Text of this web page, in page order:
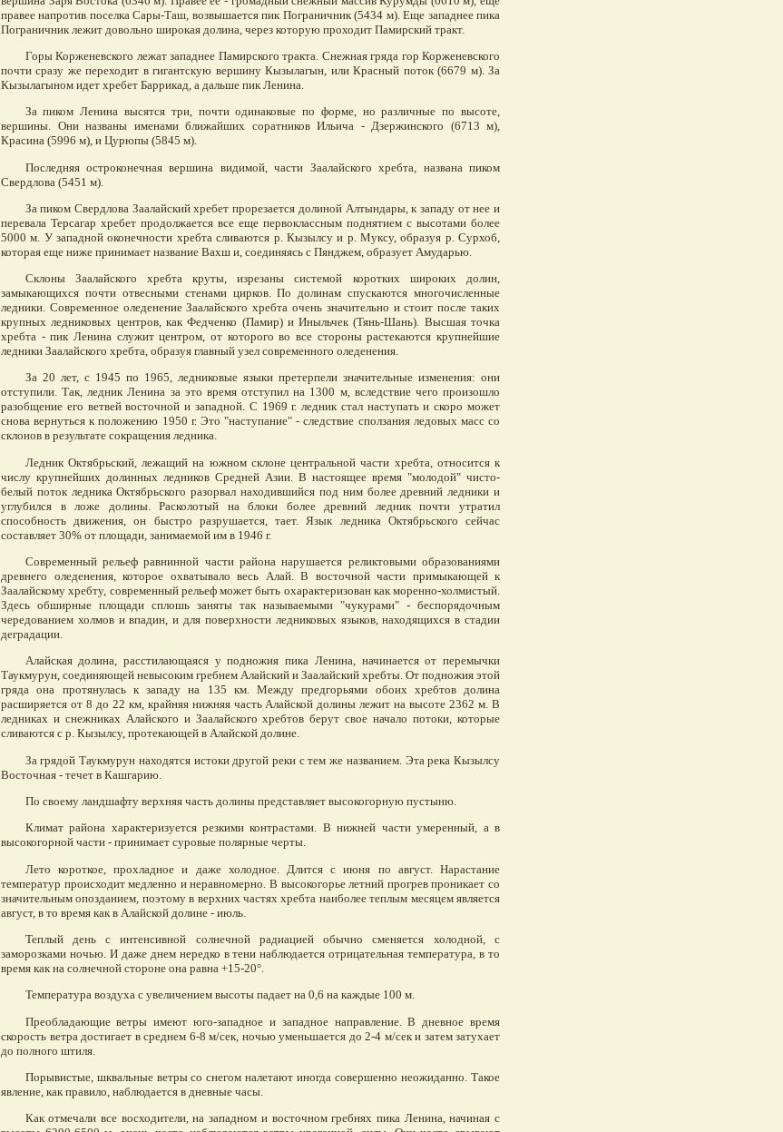
правее напротив поселка Сары-Таш, возвышается пик Пограничник (5434 м). Еще западнее пика
Пограничник лежит довольно широкая долина, через которую проходит Памирский тракт.
Горы Корженевского лежат западнее Памирского тракта. Снежная гряда гор Корженевского
почти сразу же переходит в гигантскую вершину Кызылагын, или Красный поток (6679 м). За
Кызылагыном идет хребет Баррикад, а дальше пик Ленина.
За пиком Ленина высятся три, почти одинаковые по форме, но различные по высоте,
вершины. Они названы именами ближайших соратников Ильича - Дзержинского (6713 м),
Красина (5996 м), и Цурюпы (5845 м).
Последняя остроконечная вершина видимой, части Заалайского хребта, названа пиком
Свердлова (5451 м).
За пиком Свердлова Заалайский хребет прорезается долиной Алтындары, к западу от нее и
перевала Терсагар хребет продолжается все еще первоклассным поднятием с высотами более
5000 м. У западной оконечности хребта сливаются р. Кызылсу и р. Муксу, образуя р. Сурхоб,
которая еще ниже принимает название Вахш и, соединяясь с Пянджем, образует Амударью.
Склоны Заалайского хребта круты, изрезаны системой коротких широких долин,
замыкающихся почти отвесными стенами цирков. По долинам спускаются многочисленные
ледники. Современное оледенение Заалайского хребта очень значительно и стоит после таких
крупных ледниковых центров, как Федченко (Памир) и Иныльчек (Тянь-Шань). Высшая точка
хребта - пик Ленина служит центром, от которого во все стороны растекаются крупнейшие
ледники Заалайского хребта, образуя главный узел современного оледенения.
За 20 лет, с 1945 по 1965, ледниковые языки претерпели значительные изменения: они
отступили. Так, ледник Ленина за это время отступил на 1300 м, вследствие чего произошло
разобщение его ветвей восточной и западной. С 1969 г. ледник стал наступать и скоро может
снова вернуться к положению 1950 г. Это "наступание" - следствие сползания ледовых масс со
склонов в результате сокращения ледника.
Ледник Октябрьский, лежащий на южном склоне центральной части хребта, относится к
числу крупнейших долинных ледников Средней Азии. В настоящее время "молодой" чисто-
белый поток ледника Октябрьского разорвал находившийся под ним более древний ледники и
углубился в ложе долины. Расколотый на блоки более древний ледник почти утратил
способность движения, он быстро разрушается, тает. Язык ледника Октябрьского сейчас
составляет 30% от площади, занимаемой им в 1946 г.
Современный рельеф равнинной части района нарушается реликтовыми образованиями
древнего оледенения, которое охватывало весь Алай. В восточной части примыкающей к
Заалайскому хребту, современный рельеф может быть охарактеризован как моренно-холмистый.
Здесь обширные площади сплошь заняты так называемыми "чукурами" - беспорядочным
чередованием холмов и впадин, и для поверхности ледниковых языков, находящихся в стадии
деградации.
Алайская долина, расстилающаяся у подножия пика Ленина, начинается от перемычки
Таукмурун, соединяющей невысоким гребнем Алайский и Заалайский хребты. От подножия этой
гряда она протянулась к западу на 135 км. Между предгорьями обоих хребтов долина
расширяется от 8 до 22 км, крайняя нижняя часть Алайской долины лежит на высоте 2362 м. В
ледниках и снежниках Алайского и Заалайского хребтов берут свое начало потоки, которые
сливаются с р. Кызылсу, протекающей в Алайской долине.
За грядой Таукмурун находятся истоки другой реки с тем же названием. Эта река Кызылсу
Восточная - течет в Кашгарию.
По своему ландшафту верхняя часть долины представляет высокогорную пустыню.
Климат района характеризуется резкими контрастами. В нижней части умеренный, а в
высокогорной части - принимает суровые полярные черты.
Лето короткое, прохладное и даже холодное. Длится с июня по август. Нарастание
температур происходит медленно и неравномерно. В высокогорье летний прогрев проникает со
значительным опозданием, поэтому в верхних частях хребта наиболее теплым месяцем является
август, в то время как в Алайской долине - июль.
Теплый день с интенсивной солнечной радиацией обычно сменяется холодной, с
заморозками ночью. И даже днем нередко в тени наблюдается отрицательная температура, в то
время как на солнечной стороне она равна +15-20°.
Температура воздуха с увеличением высоты падает на 0,6 на каждые 100 м.
Преобладающие ветры имеют юго-западное и западное направление. В дневное время
скорость ветра достигает в среднем 6-8 м/сек, ночью уменьшается до 2-4 м/сек и затем затухает
до полного штиля.
Порывистые, шквальные ветры со снегом налетают иногда совершенно неожиданно. Такое
явление, как правило, наблюдается в дневные часы.
Как отмечали все восходители, на западном и восточном гребнях пика Ленина, начиная с